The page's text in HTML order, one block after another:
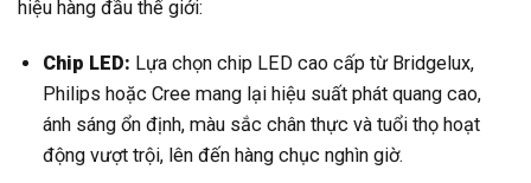
hiệu hàng đầu thế giới:
Chip LED: Lựa chọn chip LED cao cấp từ Bridgelux,
Philips hoặc Cree mang lại hiệu suất phát quang cao,
ánh sáng ổn định, màu sắc chân thực và tuổi thọ hoạt
động vượt trội, lên đến hàng chục nghìn giờ.